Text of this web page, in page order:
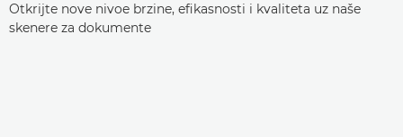
Otkrijte nove nivoe brzine, efikasnosti i kvaliteta uz naše
skenere za dokumente